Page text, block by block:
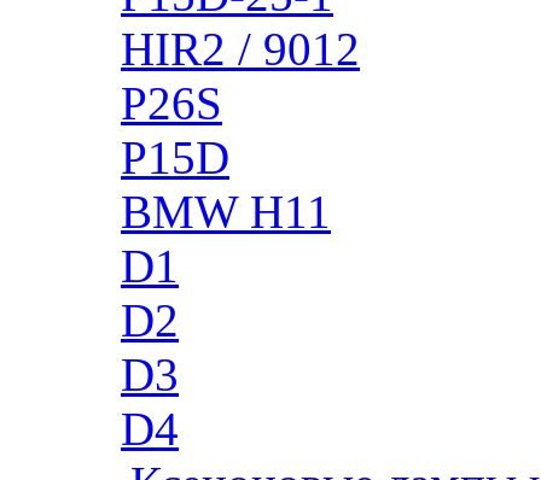
HIR2 / 9012
P26S
P15D
BMW H11
D1
D2
D3
D4